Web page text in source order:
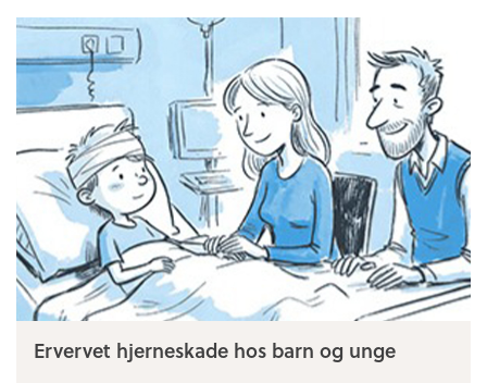
Ervervet hjerneskade hos barn og unge